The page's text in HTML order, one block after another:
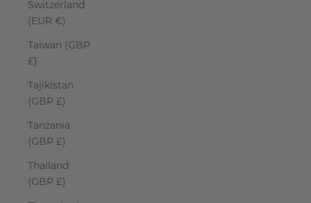
Switzerland
(EUR €)
Taiwan (GBP
£)
Tajikistan
(GBP £)
Tanzania
(GBP £)
Thailand
(GBP £)